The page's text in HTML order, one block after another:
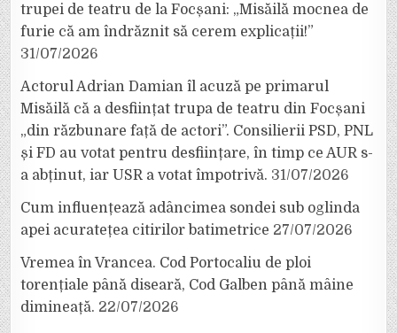
trupei de teatru de la Focșani: „Misăilă mocnea de
furie că am îndrăznit să cerem explicații!”
31/07/2026
Actorul Adrian Damian îl acuză pe primarul
Misăilă că a desființat trupa de teatru din Focșani
„din răzbunare față de actori”. Consilierii PSD, PNL
și FD au votat pentru desființare, în timp ce AUR s-
a abținut, iar USR a votat împotrivă. 31/07/2026
Cum influențează adâncimea sondei sub oglinda
apei acuratețea citirilor batimetrice 27/07/2026
Vremea în Vrancea. Cod Portocaliu de ploi
torențiale până diseară, Cod Galben până mâine
dimineață. 22/07/2026